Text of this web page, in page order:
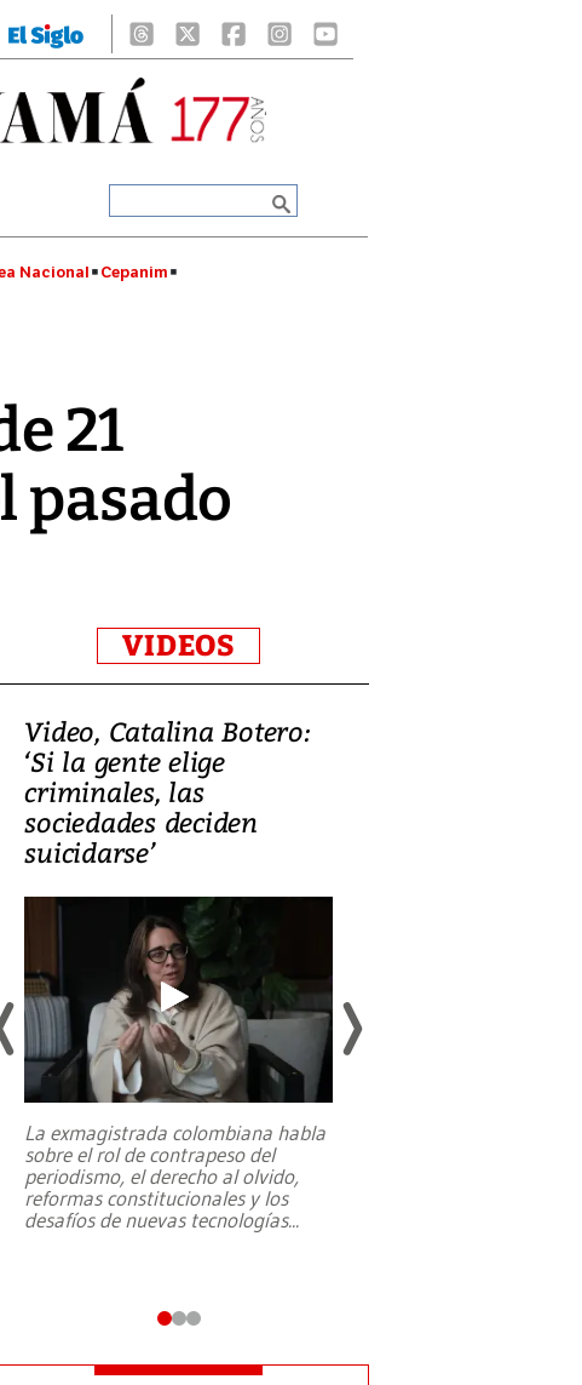
Nacional Cepanim
21
pasado
VIDEOS
Video, Catalina Botero:
‘Si la gente elige
criminales, las
sociedades deciden
suicidarse’
La exmagistrada colombiana habla
sobre el rol de contrapeso del
periodismo, el derecho al olvido,
reformas constitucionales y los
desafíos de nuevas tecnologías...